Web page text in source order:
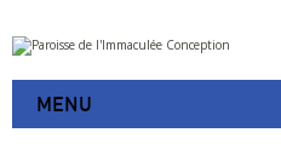
Aller
au
contenu.
à
Outils
personnels
MENU